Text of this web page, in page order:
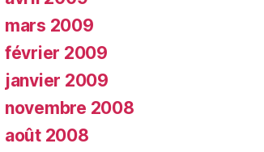
mars 2009
février 2009
janvier 2009
novembre 2008
août 2008